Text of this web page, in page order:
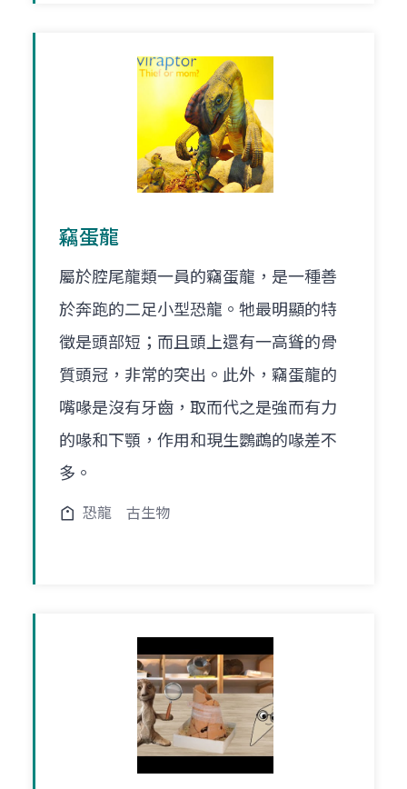
竊蛋龍
屬於腔尾龍類一員的竊蛋龍，是一種善
於奔跑的二足小型恐龍。牠最明顯的特
徵是頭部短；而且頭上還有一高聳的骨
質頭冠，非常的突出。此外，竊蛋龍的
嘴喙是沒有牙齒，取而代之是強而有力
的喙和下顎，作用和現生鸚鵡的喙差不
多。
恐龍 古生物